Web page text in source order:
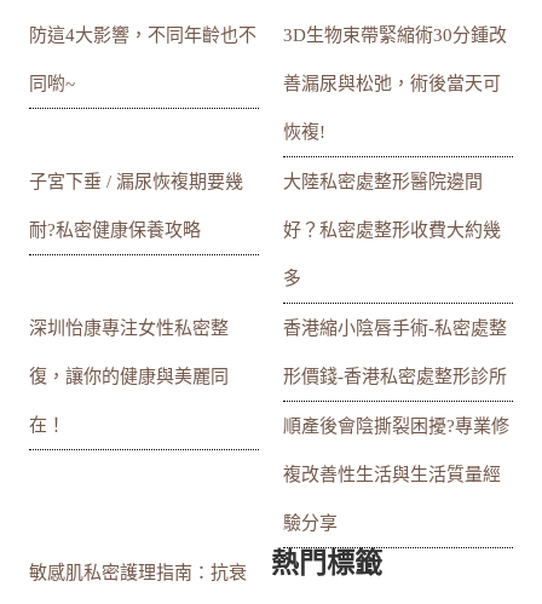
防這4大影響，不同年齡也不
同喲~
3D生物束帶緊縮術30分鍾改
善漏尿與松弛，術後當天可
恢複!
子宮下垂 / 漏尿恢複期要幾
耐?私密健康保養攻略
大陸私密處整形醫院邊間
好？私密處整形收費大約幾
多
深圳怡康專注女性私密整
復，讓你的健康與美麗同
在！
香港縮小陰唇手術-私密處整
形價錢-香港私密處整形診所
順產後會陰撕裂困擾?專業修
複改善性生活與生活質量經
驗分享
敏感肌私密護理指南：抗衰 熱門標籤